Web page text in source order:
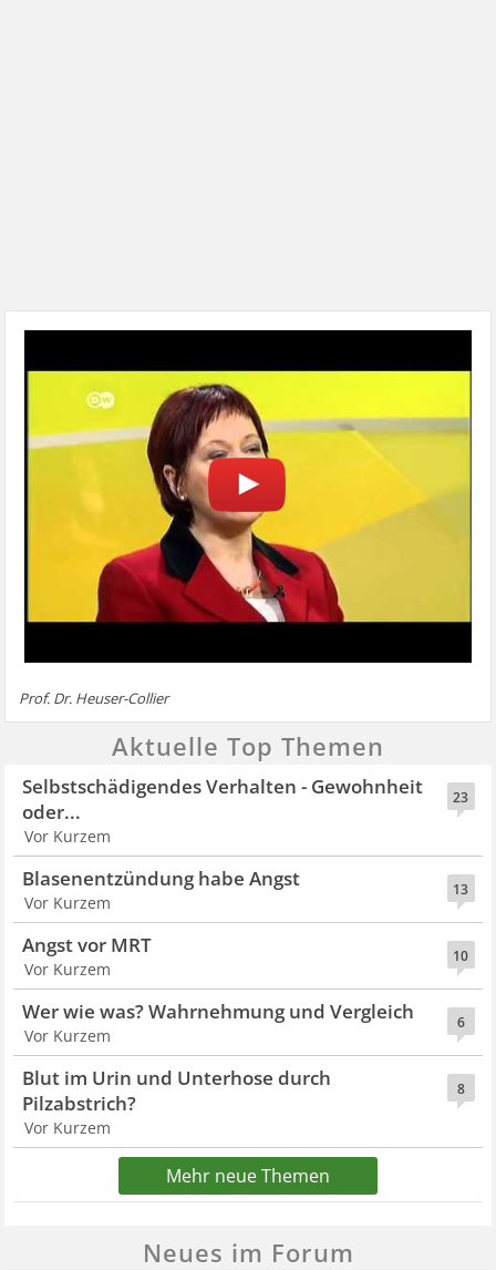
Prof. Dr. Heuser-Collier
Aktuelle Top Themen
23
Selbstschädigendes Verhalten - Gewohnheit
oder...
Vor Kurzem
13
Blasenentzündung habe Angst
Vor Kurzem
10
Angst vor MRT
Vor Kurzem
6
Wer wie was? Wahrnehmung und Vergleich
Vor Kurzem
8
Blut im Urin und Unterhose durch
Pilzabstrich?
Vor Kurzem
Mehr neue Themen
Neues im Forum